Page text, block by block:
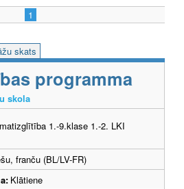
1
skats
programma
skola
1.-9.klase 1.-2. LKI
franču (BL/LV-FR)
Klātiene